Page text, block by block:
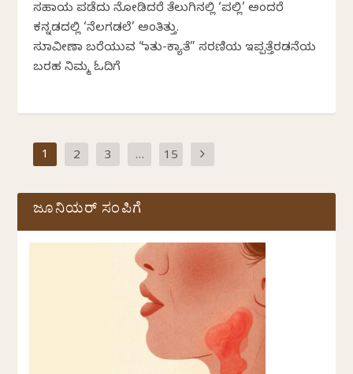
ಸಹಾಯ ಪಡೆದು ನೋಡಿದರೆ ತೆಲುಗಿನಲ್ಲಿ ‘ಪಲ್ಲಿ’ ಅಂದರೆ
ಕನ್ನಡದಲ್ಲಿ ‘ನೆಲಗಡಲೆ’ ಅಂತಿತ್ತು.
ಸುಮಾವೀಣಾ ಬರೆಯುವ “ಮಾತು-ಕ್ಯಾತೆ” ಸರಣಿಯ ಇಪ್ಪತ್ತೆರಡನೆಯ
ಬರಹ ನಿಮ್ಮ ಓದಿಗೆ
1 2 3 … 15
ಜೂನಿಯರ್ ಸಂಪಿಗೆ